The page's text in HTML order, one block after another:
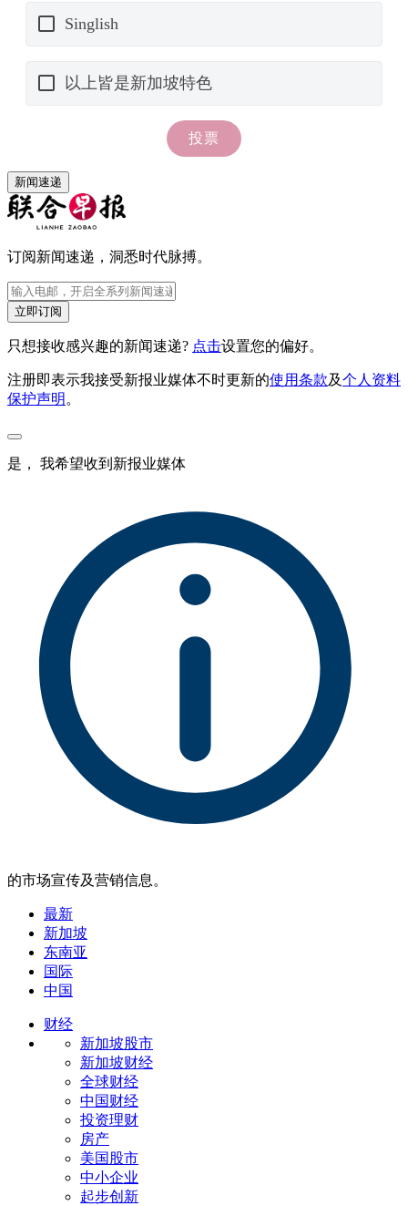
新闻速递
订阅新闻速递，洞悉时代脉搏。
立即订阅
只想接收感兴趣的新闻速递? 点击设置您的偏好。
注册即表示我接受新报业媒体不时更新的使用条款及个人资料
保护声明 。
是， 我希望收到新报业媒体
的市场宣传及营销信息。
最新
新加坡
东南亚
国际
中国
财经
新加坡股市
新加坡财经
全球财经
中国财经
投资理财
房产
美国股市
中小企业
起步创新